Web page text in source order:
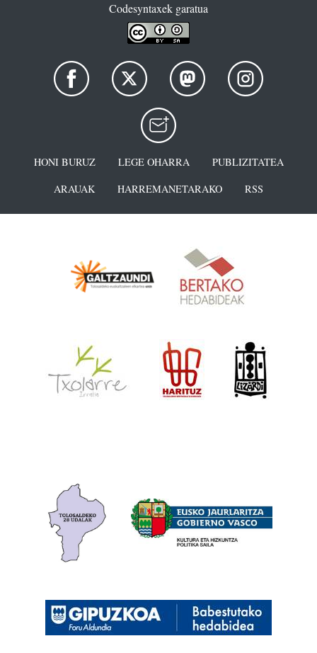
Codesyntaxek garatua
HONI BURUZ LEGE OHARRA
PUBLIZITATEA
ARAUAK
HARREMANETARAKO RSS